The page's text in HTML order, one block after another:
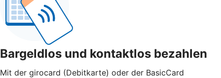
Bargeldlos und kontaktlos bezahlen
Mit der girocard (Debitkarte) oder der BasicCard